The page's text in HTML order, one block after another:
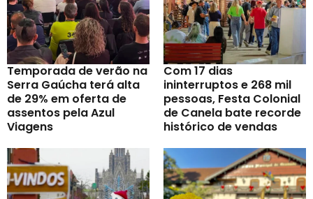
Temporada de verão na
Serra Gaúcha terá alta
de 29% em oferta de
assentos pela Azul
Viagens
Com 17 dias
ininterruptos e 268 mil
pessoas, Festa Colonial
de Canela bate recorde
histórico de vendas